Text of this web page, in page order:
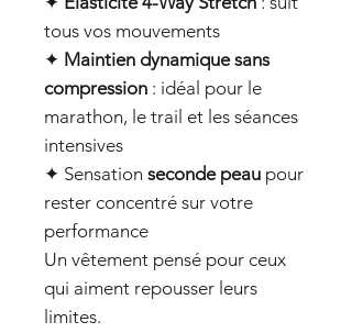
tous vos mouvements
✦ Maintien dynamique sans
compression : idéal pour le
marathon, le trail et les séances
intensives
✦ Sensation seconde peau pour
rester concentré sur votre
performance
Un vêtement pensé pour ceux
qui aiment repousser leurs
limites.